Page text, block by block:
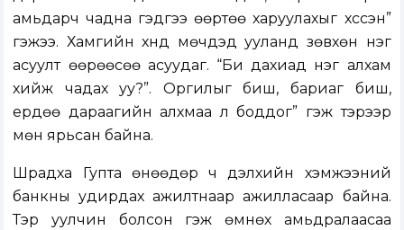
амьдарч чадна гэдгээ өөртөө харуулахыг хүссэн”
гэжээ. Хамгийн хүнд мөчүүдэд ууланд зөвхөн нэг
асуулт өөрөөсөө асуудаг. “Би дахиад нэг алхам
хийж чадах уу?”. Оргилыг биш, бариаг биш,
ердөө дараагийн алхмаа л боддог” гэж тэрээр
мөн ярьсан байна.
Шрадха Гупта өнөөдөр ч дэлхийн хэмжээний
банкны удирдах ажилтнаар ажилласаар байна.
Тэр уулчин болсон гэж өмнөх амьдралаасаа